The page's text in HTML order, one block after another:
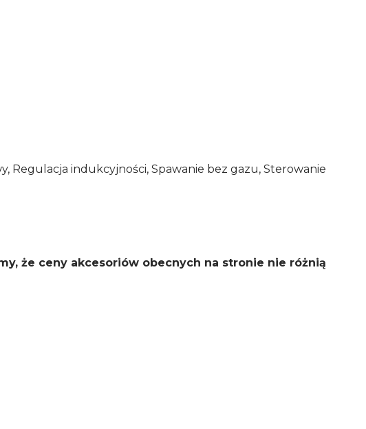
Regulacja indukcyjności, Spawanie bez gazu, Sterowanie
że ceny akcesoriów obecnych na stronie nie różnią